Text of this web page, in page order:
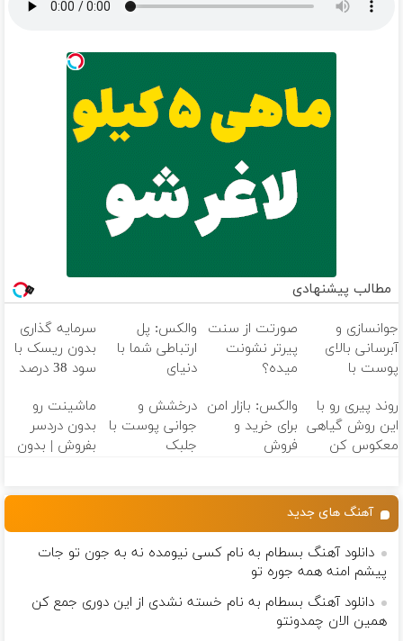
مطالب پیشنهادی
جوانسازی و
آبرسانی بالای
پوست با
صورتت از سنت
پیرتر نشونت
میده؟
می‌گردونه 🔰
والکس: پل
ارتباطی شما با
دنیای
دیجیتال
سرمایه گذاری
بدون ریسک با
سود 38 درصد
روند پیری رو با
این روش گیاهی
معکوس کن
والکس: بازار امن
برای خرید و
فروش
درخشش و
جوانی پوست با
جلبک
ماشینت رو
بدون دردسر
بفروش | بدون
آهنگ های جدید
دانلود آهنگ بسطام به نام کسی نیومده نه به جون تو جات
پیشم امنه همه جوره تو
دانلود آهنگ بسطام به نام خسته نشدی از این دوری جمع کن
همین الان چمدونتو